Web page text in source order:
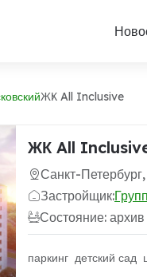
ЖК All Inclusive
ЖК All
Санкт-
Застройщик:
Состояние: архив
паркинг детский сад